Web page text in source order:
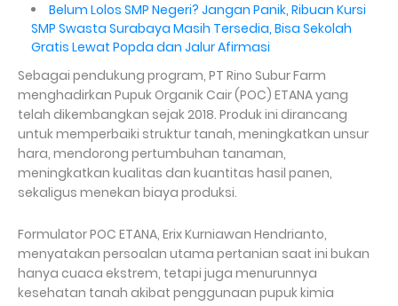
Belum Lolos SMP Negeri? Jangan Panik, Ribuan Kursi
SMP Swasta Surabaya Masih Tersedia, Bisa Sekolah
Gratis Lewat Popda dan Jalur Afirmasi
Sebagai pendukung program, PT Rino Subur Farm
menghadirkan Pupuk Organik Cair (POC) ETANA yang
telah dikembangkan sejak 2018. Produk ini dirancang
untuk memperbaiki struktur tanah, meningkatkan unsur
hara, mendorong pertumbuhan tanaman,
meningkatkan kualitas dan kuantitas hasil panen,
sekaligus menekan biaya produksi.
Formulator POC ETANA, Erix Kurniawan Hendrianto,
menyatakan persoalan utama pertanian saat ini bukan
hanya cuaca ekstrem, tetapi juga menurunnya
kesehatan tanah akibat penggunaan pupuk kimia